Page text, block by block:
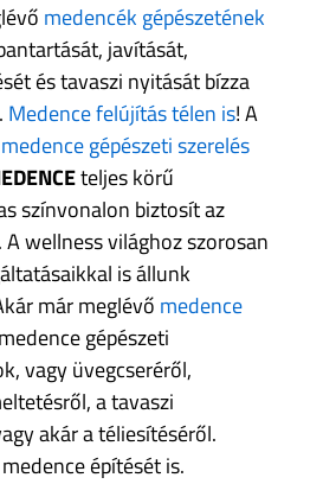
medencék gépészetének
javítását,
és tavaszi nyitását bízza
Medence felújítás télen is! A
medence gépészeti szerelés
teljes körű
színvonalon biztosít az
wellness világhoz szorosan
is állunk
már meglévő medence
gépészeti
vagy üvegcseréről,
a tavaszi
akár a téliesítéséről.
építését is.